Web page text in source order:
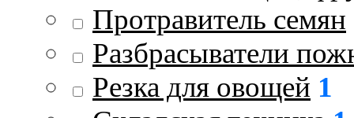
Протравитель семян
Разбрасыватели
Резка для овощей 1